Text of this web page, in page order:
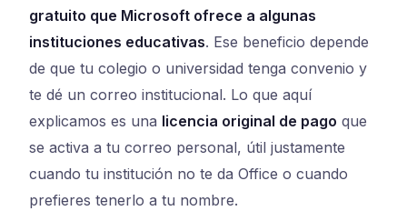
gratuito que Microsoft ofrece a algunas
instituciones educativas. Ese beneficio depende
de que tu colegio o universidad tenga convenio y
te dé un correo institucional. Lo que aquí
explicamos es una licencia original de pago que
se activa a tu correo personal, útil justamente
cuando tu institución no te da Office o cuando
prefieres tenerlo a tu nombre.